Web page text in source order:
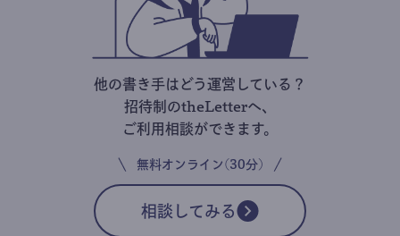
他の書き手はどう運営している？
招待制のtheLetterへ、
ご利用相談ができます。
無料オンライン(30分)
相談してみる